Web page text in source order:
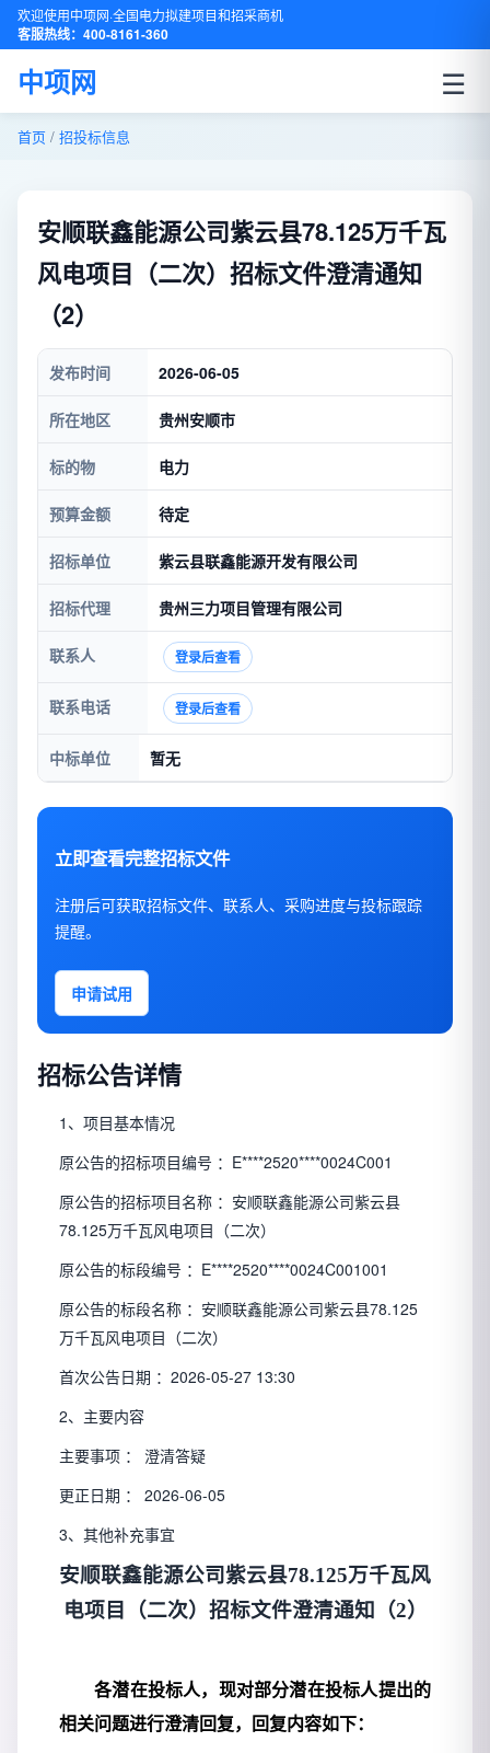
欢迎使用中项网·全国电力拟建项目和招采商机
客服热线：400-8161-360
中项网 ☰
首页 / 招投标信息
安顺联鑫能源公司紫云县78.125万千瓦
风电项目（二次）招标文件澄清通知
（2）
发布时间 2026-06-05
所在地区 贵州安顺市
标的物 电力
预算金额 待定
招标单位 紫云县联鑫能源开发有限公司
招标代理 贵州三力项目管理有限公司
联系人 登录后查看
联系电话 登录后查看
中标单位 暂无
立即查看完整招标文件
注册后可获取招标文件、联系人、采购进度与投标跟踪
提醒。
申请试用
招标公告详情
1、项目基本情况
原公告的招标项目编号 ： E****2520****0024C001
原公告的招标项目名称 ： 安顺联鑫能源公司紫云县
78.125万千瓦风电项目（二次）
原公告的标段编号 ： E****2520****0024C001001
原公告的标段名称 ： 安顺联鑫能源公司紫云县78.125
万千瓦风电项目（二次）
首次公告日期 ： 2026-05-27 13:30
2、主要内容
主要事项 ： 澄清答疑
更正日期 ： 2026-06-05
3、其他补充事宜
安顺联鑫能源公司紫云县78.125万千瓦风
电项目（二次）招标文件澄清通知（2）
各潜在投标人，现对部分潜在投标人提出的
相关问题进行澄清回复，回复内容如下：